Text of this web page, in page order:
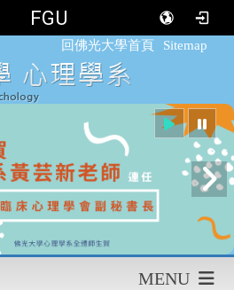
FGU
回佛光大學首頁 Sitemap
MENU